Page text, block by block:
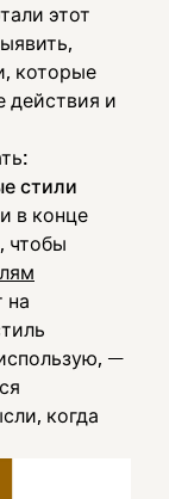
этот
которые
действия и
стили
в конце
чтобы
на
—
когда